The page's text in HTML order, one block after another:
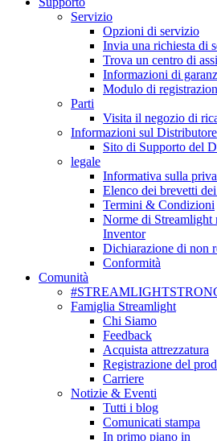
Servizio
Opzioni di servizio
Invia una richiesta di
Trova un centro di
Informazioni di
Modulo di
Parti
Visita il negozio di
Informazioni sul Distributore
Sito di Supporto del
legale
Informativa sulla
Elenco dei brevetti
Termini & Condizioni
Norme di
Inventor
Dichiarazione di non
Conformità
Comunità
Famiglia Streamlight
Chi Siamo
Feedback
Acquista attrezzatura
Registrazione del
Carriere
Notizie & Eventi
Tutti i blog
Comunicati stampa
In primo piano in